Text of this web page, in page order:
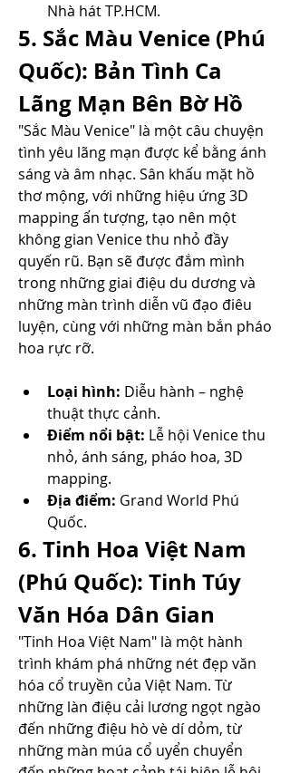
Nhà hát TP.HCM.
5. Sắc Màu Venice (Phú
Quốc): Bản Tình Ca
Lãng Mạn Bên Bờ Hồ
"Sắc Màu Venice" là một câu chuyện
tình yêu lãng mạn được kể bằng ánh
sáng và âm nhạc. Sân khấu mặt hồ
thơ mộng, với những hiệu ứng 3D
mapping ấn tượng, tạo nên một
không gian Venice thu nhỏ đầy
quyến rũ. Bạn sẽ được đắm mình
trong những giai điệu du dương và
những màn trình diễn vũ đạo điêu
luyện, cùng với những màn bắn pháo
hoa rực rỡ.
Loại hình: Diễu hành – nghệ
thuật thực cảnh.
Điểm nổi bật: Lễ hội Venice thu
nhỏ, ánh sáng, pháo hoa, 3D
mapping.
Địa điểm: Grand World Phú
Quốc.
6. Tinh Hoa Việt Nam
(Phú Quốc): Tinh Túy
Văn Hóa Dân Gian
"Tinh Hoa Việt Nam" là một hành
trình khám phá những nét đẹp văn
hóa cổ truyền của Việt Nam. Từ
những làn điệu cải lương ngọt ngào
đến những điệu hò vè dí dỏm, từ
những màn múa cổ uyển chuyển